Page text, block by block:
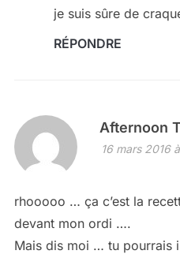
je suis sûre de
RÉPONDRE
Afternoon
16 mars 2016
rhooooo … ça c’est la
devant mon ordi ….
Mais dis moi … tu pourrais